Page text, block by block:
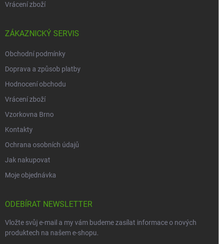
Vrácení zboží
ZÁKAZNICKÝ SERVIS
Obchodní podmínky
Doprava a způsob platby
Hodnocení obchodu
Vrácení zboží
Vzorkovna Brno
Kontakty
Ochrana osobních údajů
Jak nakupovat
Moje objednávka
ODEBÍRAT NEWSLETTER
Vložte svůj e-mail a my vám budeme zasílat informace o nových
produktech na našem e-shopu.